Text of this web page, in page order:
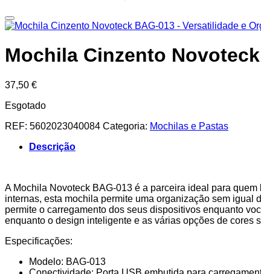
Mochila Cinzento
37,50 €
Esgotado
REF: 5602023040084 Categoria: Mochilas e Pastas
Descrição
A Mochila Novoteck BAG-013 é a parceira ideal para
internas, esta mochila permite uma organização sem
permite o carregamento dos seus dispositivos enquanto
enquanto o design inteligente e as várias opções de cores
Especificações:
Modelo: BAG-013